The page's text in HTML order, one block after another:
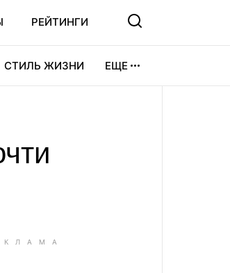
РЕЙТИНГИ
СТИЛЬ ЖИЗНИ ЕЩЕ